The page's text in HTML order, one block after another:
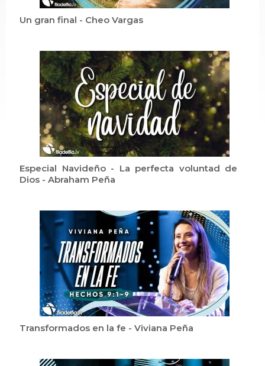
Un gran final - Cheo Vargas
Especial Navideño - La perfecta voluntad de
Dios - Abraham Peña
Transformados en la fe - Viviana Peña